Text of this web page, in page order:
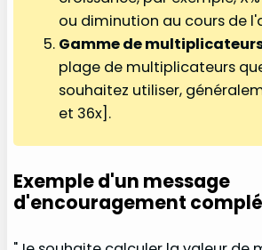
ou diminution au cours de
Gamme de
plage de multiplicateurs
souhaitez utiliser,
et 36x].
Exemple d'un message
d'encouragement